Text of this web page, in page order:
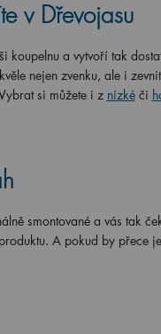
v Dřevojasu
a vytvoří tak
nejen zvenku, ale i
si můžete i z nízkéči
smontované a vás tak
A pokud by přece